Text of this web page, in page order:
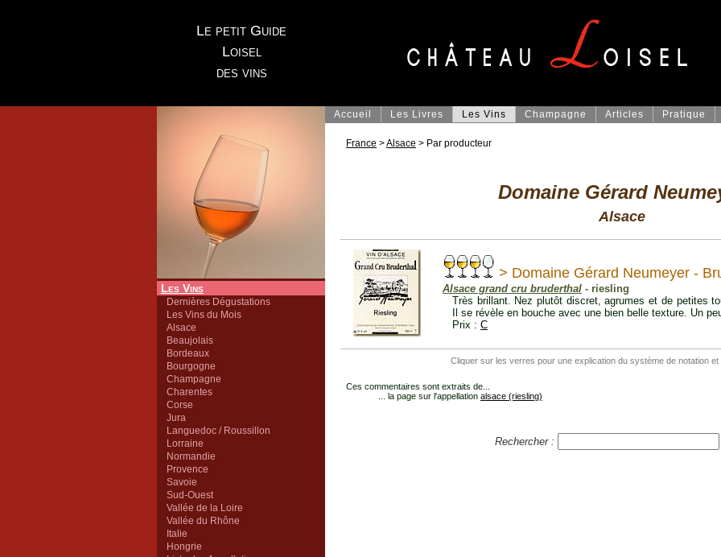
Le petit Guide
Loisel
des vins
Les Vins
Dernières Dégustations
Les Vins du Mois
Alsace
Beaujolais
Bordeaux
Bourgogne
Champagne
Charentes
Corse
Jura
Languedoc / Roussillon
Lorraine
Normandie
Provence
Savoie
Sud-Ouest
Vallée de la Loire
Vallée du Rhône
Italie
Hongrie
Accueil Les Livres Les Vins Champagne Articles Pratique
France >Alsace > Par producteur
Domaine Gérard
Alsace
> Domaine Gérard Neumeyer -
Alsace grand cru bruderthal - riesling
Très brillant. Nez plutôt discret, agrumes et de petites
Il se révèle en bouche avec une bien belle texture. Un
Prix : C
Cliquer sur les verres pour une explication du système de notation et
Ces commentaires sont extraits de...
... la page sur l'appellation alsace (riesling)
Rechercher :